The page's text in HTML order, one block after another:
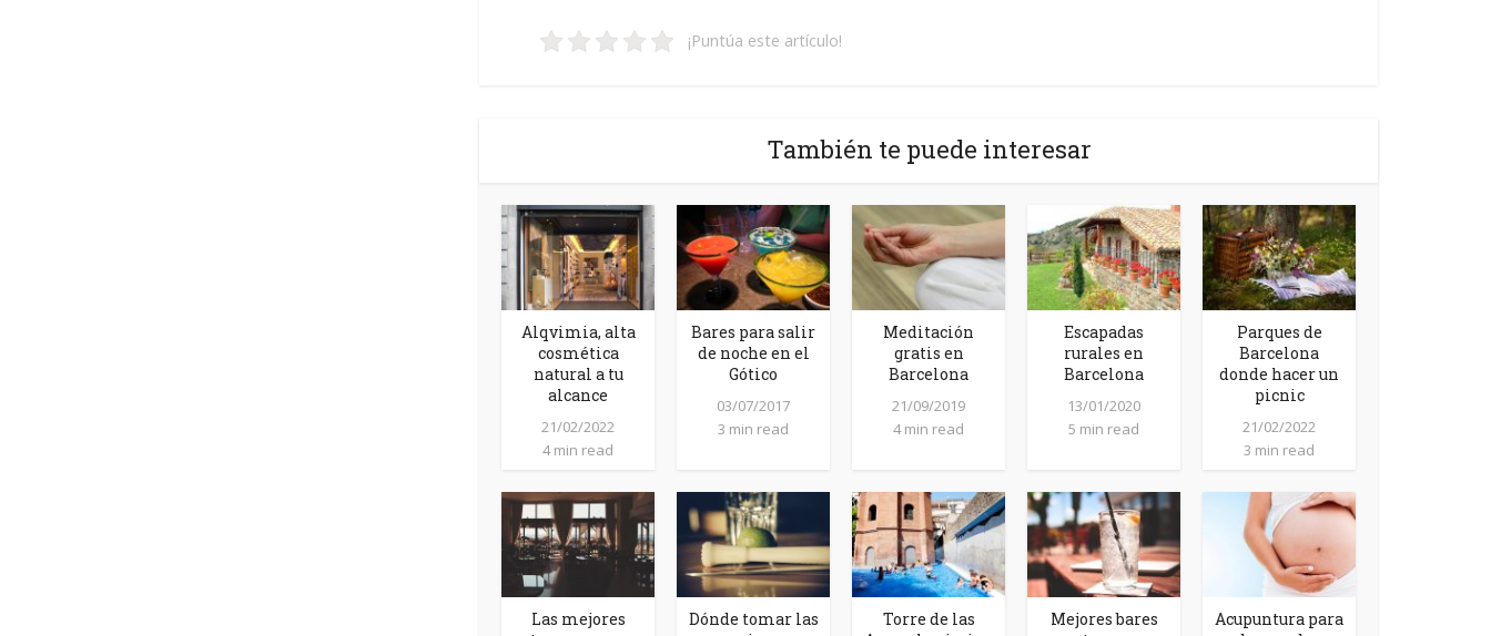
¡Puntúa este artículo!
También te puede interesar
Alqvimia, alta
cosmética
natural a tu
alcance
21/02/2022
4 min read
Bares para salir
de noche en el
Gótico
03/07/2017
3 min read
Meditación
gratis en
Barcelona
21/09/2019
4 min read
Escapadas
rurales en
Barcelona
13/01/2020
5 min read
Parques de
Barcelona
donde hacer un
picnic
21/02/2022
3 min read
Las mejores
Dónde tomar las
Torre de las
Mejores bares
Acupuntura para